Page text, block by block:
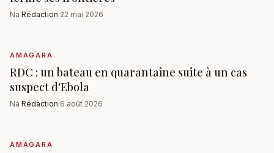
Na Rédaction·22 mai 2026
AMAGARA
RDC : un bateau en quarantaine suite à un cas
suspect d'Ebola
Na Rédaction·6 août 2026
AMAGARA